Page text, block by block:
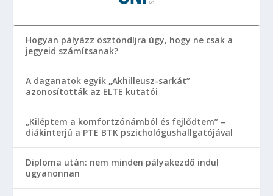
Hogyan pályázz ösztöndíjra úgy, hogy ne csak a
jegyeid számítsanak?
A daganatok egyik „Akhilleusz-sarkát”
azonosították az ELTE kutatói
„Kiléptem a komfortzónámból és fejlődtem” –
diákinterjú a PTE BTK pszichológushallgatójával
Diploma után: nem minden pályakezdő indul
ugyanonnan